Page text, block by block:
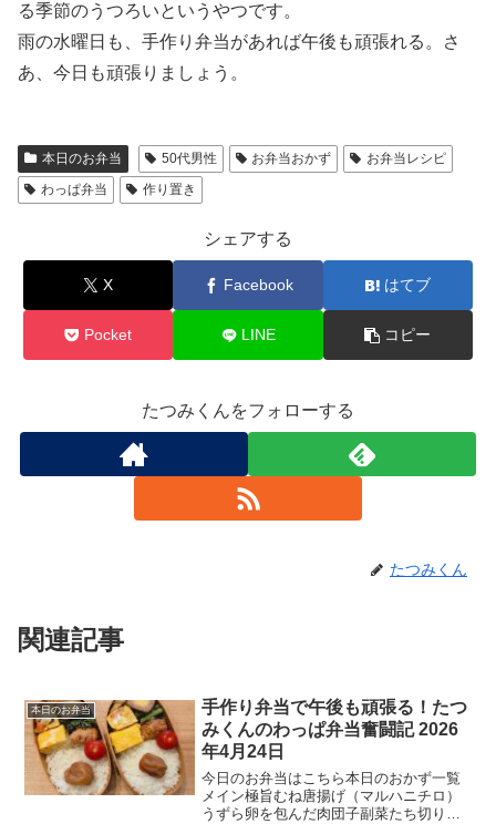
る季節のうつろいというやつです。
雨の水曜日も、手作り弁当があれば午後も頑張れる。さ
あ、今日も頑張りましょう。
本日のお弁当 50代男性 お弁当おかず
お弁当レシピ
わっぱ弁当
作り置き
シェアする
X Facebook はてブ
Pocket LINE コピー
たつみくんをフォローする
たつみくん
関連記事
本日のお弁当
手作り弁当で午後も頑張る！たつ
みくんのわっぱ弁当奮闘記 2026
年4月24日
今日のお弁当はこちら本日のおかず一覧
メイン極旨むね唐揚げ（マルハニチロ）
うずら卵を包んだ肉団子副菜たち切り干